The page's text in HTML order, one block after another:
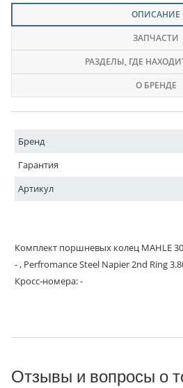
ОПИСАНИЕ
ЗАПЧАСТИ
РАЗДЕЛЫ, ГДЕ
О БРЕНДЕ
Бренд
Гарантия
Артикул
Комплект поршневых колец MAHLE
- , Perfromance Steel Napier 2nd Ring
Кросс-номера: -
Отзывы и вопросы о